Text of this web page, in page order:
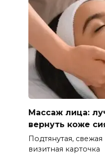
Массаж лица:
вернуть коже
Подтянутая,
визитная карточка